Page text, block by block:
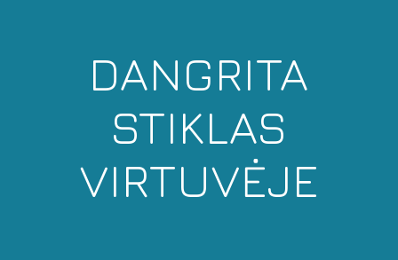
DANGRITA
STIKLAS
VIRTUVĖJE